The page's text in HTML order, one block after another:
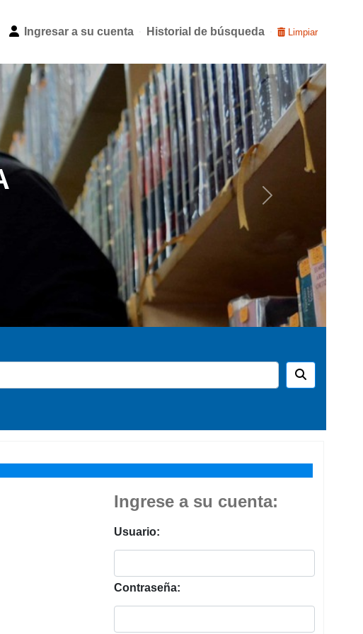
Ingresar a su cuenta Historial de búsqueda Limpiar
Next
Ingrese a su cuenta:
Usuario:
Contraseña: